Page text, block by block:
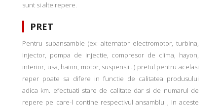
sunt si alte repere.
PRET
Pentru subansamble (ex: alternator electromotor, turbina,
injector, pompa de injectie, compresor de clima, hayon,
interior, usa, haion, motor, suspensii...) pretul pentru acelasi
reper poate sa difere in functie de calitatea produsului
adica km. efectuati stare de calitate dar si de numarul de
repere pe care-l contine respectivul ansamblu , in aceste